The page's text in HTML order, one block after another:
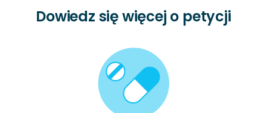
Dowiedz się więcej o petycji